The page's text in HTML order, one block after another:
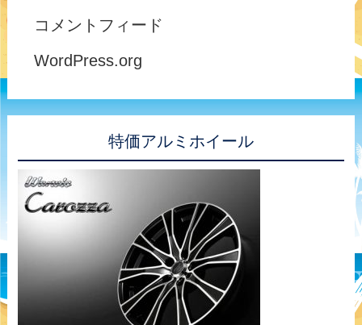
コメントフィード
WordPress.org
特価アルミホイール